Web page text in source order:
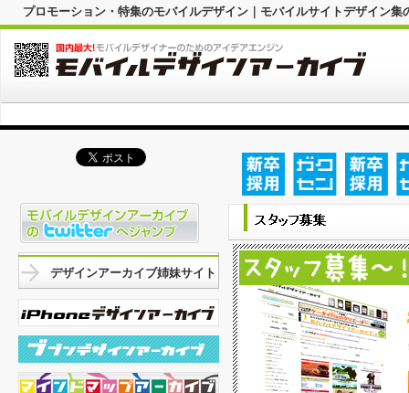
プロモーション・特集のモバイルデザイン｜モバイルサイトデザイン
デザインアーカイブ姉妹サイト